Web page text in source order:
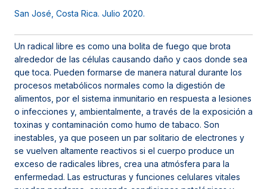
San José, Costa Rica. Julio 2020.
Un radical libre es como una bolita de fuego que brota
alrededor de las células causando daño y caos donde sea
que toca. Pueden formarse de manera natural durante los
procesos metabólicos normales como la digestión de
alimentos, por el sistema inmunitario en respuesta a lesiones
o infecciones y, ambientalmente, a través de la exposición a
toxinas y contaminación como humo de tabaco. Son
inestables, ya que poseen un par solitario de electrones y
se vuelven altamente reactivos si el cuerpo produce un
exceso de radicales libres, crea una atmósfera para la
enfermedad. Las estructuras y funciones celulares vitales